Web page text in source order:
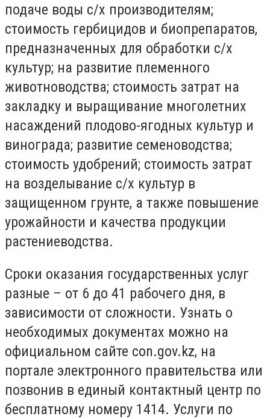
подаче воды с/х производителям;
стоимость гербицидов и биопрепаратов,
предназначенных для обработки с/х
культур; на развитие племенного
животноводства; стоимость затрат на
закладку и выращивание многолетних
насаждений плодово-ягодных культур и
винограда; развитие семеноводства;
стоимость удобрений; стоимость затрат
на возделывание с/х культур в
защищенном грунте, а также повышение
урожайности и качества продукции
растениеводства.
Сроки оказания государственных услуг
разные – от 6 до 41 рабочего дня, в
зависимости от сложности. Узнать о
необходимых документах можно на
официальном сайте con.gov.kz, на
портале электронного правительства или
позвонив в единый контактный центр по
бесплатному номеру 1414. Услуги по